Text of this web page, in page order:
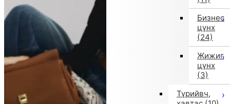
Бизнес
цүнх
(24)
Жижиг
цүнх
(3)
Түрийвч,